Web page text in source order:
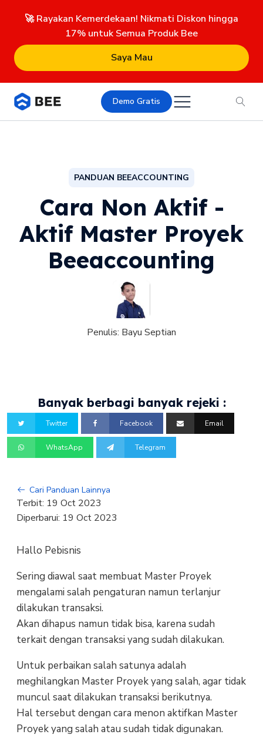
🚀 Rayakan Kemerdekaan! Nikmati Diskon hingga
17% untuk Semua Produk Bee
Saya Mau
Demo Gratis
PANDUAN BEEACCOUNTING
Cara Non Aktif -
Aktif Master Proyek
Beeaccounting
Penulis: Bayu Septian
Banyak berbagi banyak rejeki :
Twitter Facebook Email
WhatsApp Telegram
Cari Panduan Lainnya
Terbit: 19 Oct 2023
Diperbarui: 19 Oct 2023
Hallo Pebisnis
Sering diawal saat membuat Master Proyek
mengalami salah pengaturan namun terlanjur
dilakukan transaksi.
Akan dihapus namun tidak bisa, karena sudah
terkait dengan transaksi yang sudah dilakukan.
Untuk perbaikan salah satunya adalah
meghilangkan Master Proyek yang salah, agar tidak
muncul saat dilakukan transaksi berikutnya.
Hal tersebut dengan cara menon aktifkan Master
Proyek yang salah atau sudah tidak digunakan.